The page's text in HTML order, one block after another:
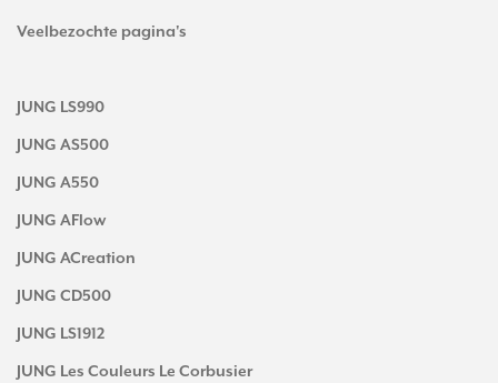
Veelbezochte pagina's
JUNG LS990
JUNG AS500
JUNG A550
JUNG AFlow
JUNG ACreation
JUNG CD500
JUNG LS1912
JUNG Les Couleurs Le Corbusier